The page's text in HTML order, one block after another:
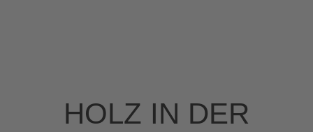
HOLZ IN DER